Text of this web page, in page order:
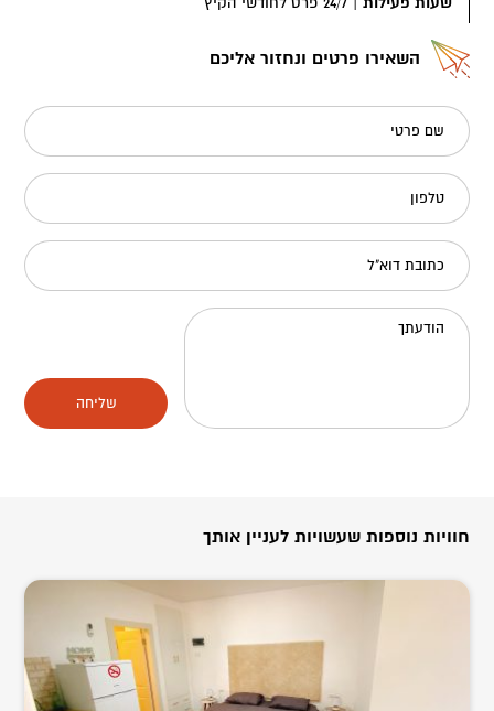
השאירו פרטים ונחזור אליכם
שם פרטי
טלפון
כתובת דוא"ל
הודעתך
שליחה
חוויות נוספות שעשויות לעניין אותך